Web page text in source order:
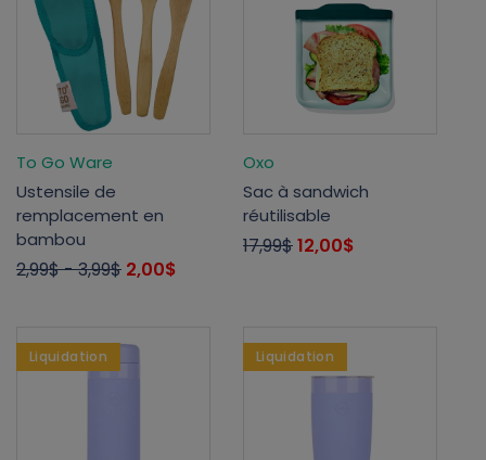
To Go Ware
Ustensile de
remplacement en
bambou
2,99$- 3,99$ 2,00$
Oxo
Sac à sandwich
réutilisable
17,99$12,00$
Liquidation Liquidation